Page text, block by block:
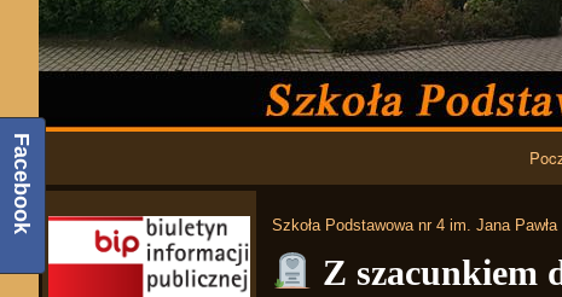
Szkoła Podstawowa nr 4 im. Jana
Z szacunkiem
Facebook